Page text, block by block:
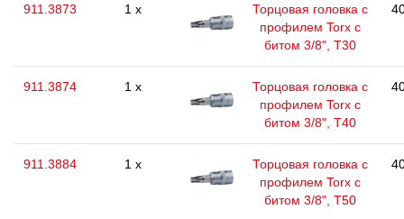
911.3873 1 x
Торцовая головка с
профилем Torx с
битом 3/8", T30
911.3874 1 x
Торцовая головка с
профилем Torx с
битом 3/8", T40
911.3884 1 x
Торцовая головка с
профилем Torx с
битом 3/8", T50